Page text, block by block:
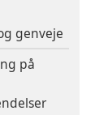
genveje
på